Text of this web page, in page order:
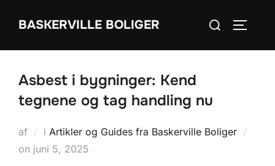
BASKERVILLE BOLIGER
Søg
Asbest i bygninger: Kend
tegnene og tag handling nu
af i Artikler og Guides fra Baskerville Boliger
on Udgivet
juni 5, 2025